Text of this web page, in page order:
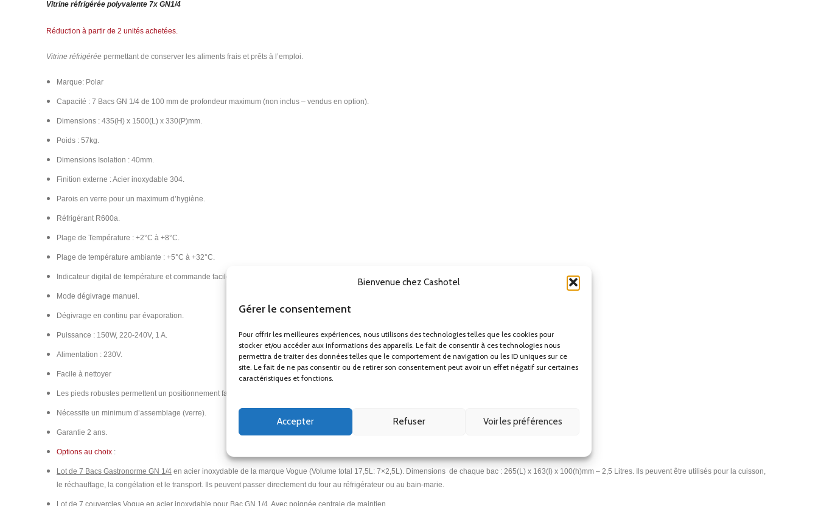
Bienvenue chez Cashotel
Gérer le consentement
Pour offrir les meilleures expériences, nous utilisons des technologies telles que les cookies pour
stocker et/ou accéder aux informations des appareils. Le fait de consentir à ces technologies nous
permettra de traiter des données telles que le comportement de navigation ou les ID uniques sur ce
site. Le fait de ne pas consentir ou de retirer son consentement peut avoir un effet négatif sur certaines
caractéristiques et fonctions.
Accepter Refuser Voir les préférences
Vitrine réfrigérée polyvalente 7x GN1/4
Réduction à partir de 2 unités achetées.
Vitrine réfrigérée permettant de conserver les aliments frais et prêts à l’emploi.
Marque: Polar
Capacité : 7 Bacs GN 1/4 de 100 mm de profondeur maximum (non inclus – vendus en option).
Dimensions : 435(H) x 1500(L) x 330(P)mm.
Poids : 57kg.
Dimensions Isolation : 40mm.
Finition externe : Acier inoxydable 304.
Parois en verre pour un maximum d’hygiène.
Réfrigérant R600a.
Plage de Température : +2°C à +8°C.
Plage de température ambiante : +5°C à +32°C.
Indicateur digital de température et commande facilement accessible.
Mode dégivrage manuel.
Dégivrage en continu par évaporation.
Puissance : 150W, 220-240V, 1 A.
Alimentation : 230V.
Facile à nettoyer
Les pieds robustes permettent un positionnement facile.
Nécessite un minimum d’assemblage (verre).
Garantie 2 ans.
Options au choix :
Lot de 7 Bacs Gastronorme GN 1/4 en acier inoxydable de la marque Vogue (Volume total 17,5L: 7×2,5L). Dimensions de chaque bac : 265(L) x 163(l) x 100(h)mm – 2,5 Litres. Ils peuvent être utilisés pour la cuisson,
le réchauffage, la congélation et le transport. Ils peuvent passer directement du four au réfrigérateur ou au bain-marie.
Lot de 7 couvercles Vogue en acier inoxydable pour Bac GN 1/4. Avec poignée centrale de maintien.